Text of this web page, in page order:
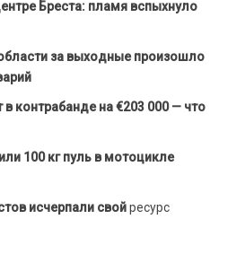
Бреста: пламя вспыхнуло
за выходные произошло
контрабанде на €203 000 — что
100 кг пуль в мотоцикле
исчерпали свойресурс